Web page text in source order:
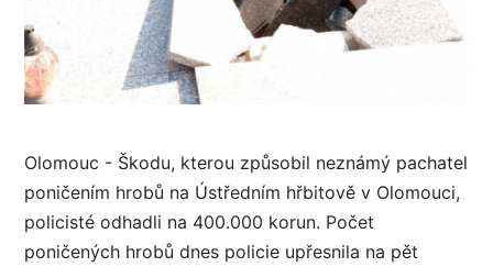
Olomouc - Škodu, kterou způsobil neznámý pachatel
poničením hrobů na Ústředním hřbitově v Olomouci,
policisté odhadli na 400.000 korun. Počet
poničených hrobů dnes policie upřesnila na pět